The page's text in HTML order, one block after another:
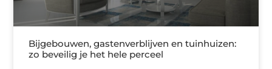
Bijgebouwen, gastenverblijven en tuinhuizen:
zo beveilig je het hele perceel